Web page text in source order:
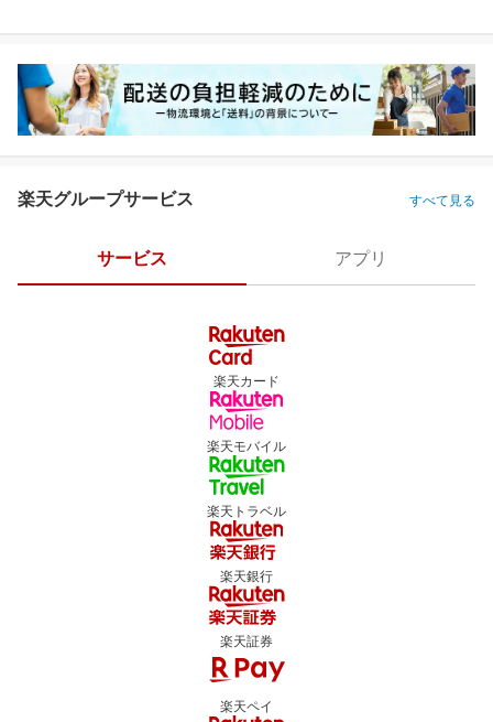
楽天グループサービス すべて見る
サービス アプリ
楽天カード
楽天モバイル
楽天トラベル
楽天銀行
楽天証券
楽天ペイ